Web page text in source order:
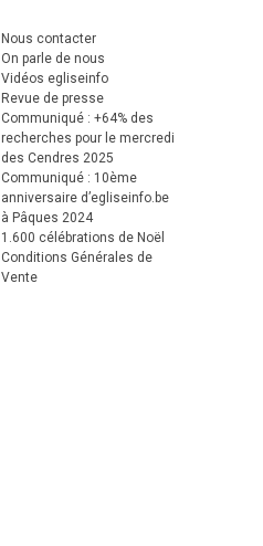
Nous contacter
On parle de nous
Vidéos egliseinfo
Revue de presse
Communiqué : +64% des
recherches pour le mercredi
des Cendres 2025
Communiqué : 10ème
anniversaire d’egliseinfo.be
à Pâques 2024
1.600 célébrations de Noël
Conditions Générales de
Vente